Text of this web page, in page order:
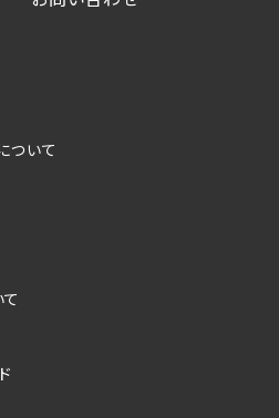
ついて